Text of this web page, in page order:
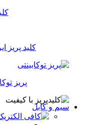
کلید پریز
پریز
سیم و کابل